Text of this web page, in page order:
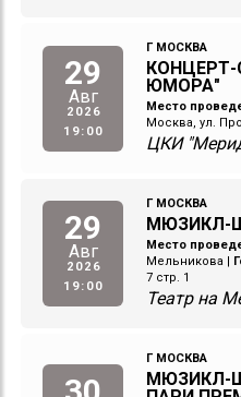
29
Авг
2026
19:00
Г МОСКВА
ЮМОРА"
Место
Москва, ул.
ЦКИ
29
Авг
2026
19:00
Г МОСКВА
МЮЗИКЛ-
Место
Мельникова
7 стр. 1
Театр на
Г МОСКВА
МЮЗИКЛ-